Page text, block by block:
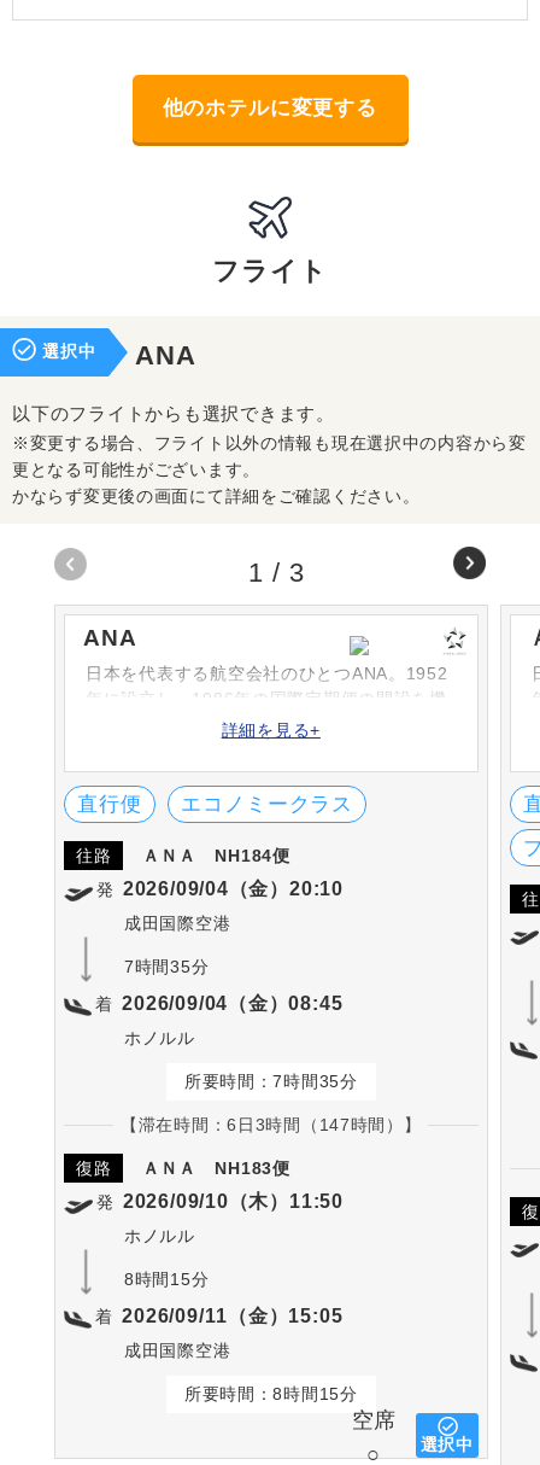
他のホテルに変更する
フライト
選択中 ANA
以下のフライトからも選択できます。
※変更する場合、フライト以外の情報も現在選択中の内容から変
更となる可能性がございます。
かならず変更後の画面にて詳細をご確認ください。
ANA
日本を代表する航空会社のひとつANA。1952
年に設立し、1986年の国際定期便の開設を機
に次々と路線を増やしています。シートや機
SKYTRAX社における「ワールド・エアライ
ン・スター・レーディング」の5-STARに何度
も選出されています。
詳細を見る+
直行便 エコノミークラス
往路 ＡＮＡ
NH184便
発 2026/09/04（金）20:10
成田国際空港
7時間35分
着 2026/09/04（金）08:45
ホノルル
所要時間：7時間35分
【滞在時間：6日3時間（147時間）】
復路 ＡＮＡ
NH183便
発 2026/09/10（木）11:50
ホノルル
8時間15分
着 2026/09/11（金）15:05
成田国際空港
所要時間：8時間15分
空席
○
選択中
1 / 3